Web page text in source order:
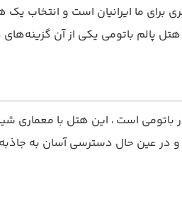
برای ما ایرانیان است و
پالم باتومی یکی از آن
است ، این هتل با معماری
و در عین حال دسترسی آسان به